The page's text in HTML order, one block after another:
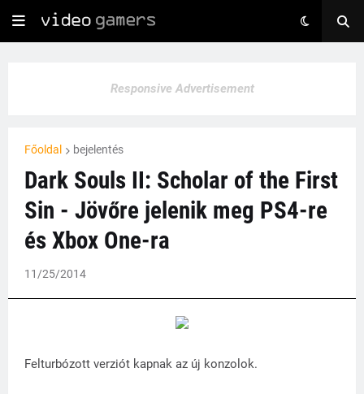
Responsive Advertisement
Főoldal bejelentés
Dark Souls II: Scholar of the First
Sin - Jövőre jelenik meg PS4-re
és Xbox One-ra
11/25/2014
Felturbózott verziót kapnak az új konzolok.